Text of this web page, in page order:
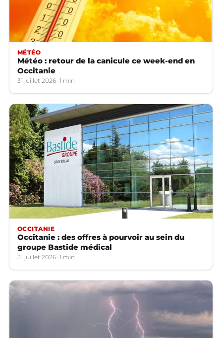
MÉTÉO
Météo : retour de la canicule ce week-end en
Occitanie
31 juillet 2026 1 min
OCCITANIE
Occitanie : des offres à pourvoir au sein du
groupe Bastide médical
31 juillet 2026 1 min